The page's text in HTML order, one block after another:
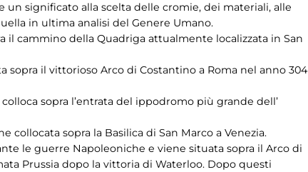
un significato alla scelta delle cromie, dei materiali, alle
in ultima analisi del Genere Umano.
cammino della Quadriga attualmente localizzata in San
sopra il vittorioso Arco di Costantino a Roma nel anno 304
sopra l’entrata del ippodromo più grande dell’
collocata sopra la Basilica di San Marco a Venezia.
le guerre Napoleoniche e viene situata sopra il Arco di
Prussia dopo la vittoria di Waterloo. Dopo questi